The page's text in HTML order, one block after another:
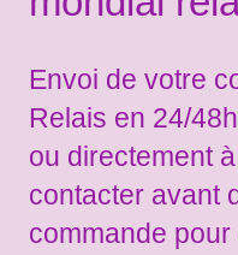
Envoi de votre
Relais en 24/
ou directement
contacter avant
commande